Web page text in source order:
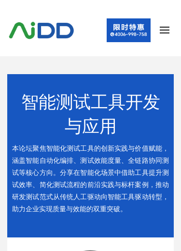
智能测试工具开发
与应用
本论坛聚焦智能化测试工具的创新实践与价值赋能，
涵盖智能自动化编排、测试效能度量、全链路协同测
试等核心方向。分享在智能化场景中借助工具提升测
试效率、简化测试流程的前沿实践与标杆案例，推动
研发测试范式从传统人工驱动向智能工具驱动转型，
助力企业实现质量与效能的双重突破。